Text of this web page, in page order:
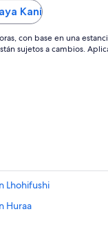
Kani
con base en una
sujetos a cambios.
Lhohifushi
Huraa